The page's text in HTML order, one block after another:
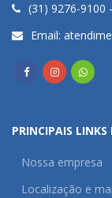
(31) 9276-9100
Email:
PRINCIPAIS LINKS
Nossa empresa
Localização e